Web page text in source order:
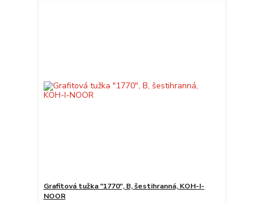
Grafitová tužka "1770", B, šestihranná, KOH-I-
NOOR